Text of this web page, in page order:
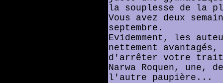
la souplesse de la
Vous avez deux
septembre.
Evidemment, les
nettement
d'arrêter votre
Narwa Roquen,
l'autre paupière...